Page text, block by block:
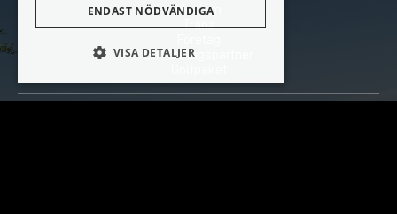
Medlem
Träna
Bli Företagspartner
ENDAST NÖDVÄNDIGA
VISA DETALJER